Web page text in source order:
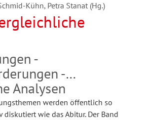
Kühn, Petra Stanat (Hg.)
-
-
Analysen
werden öffentlich so
diskutiert wie das Abitur. Der Band